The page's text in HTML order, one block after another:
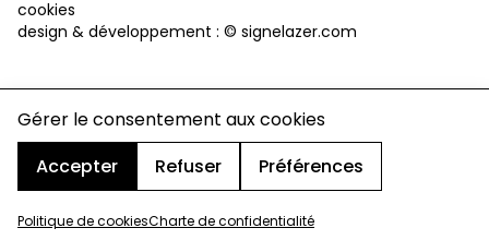
Gérer le consentement aux cookies
Accepter
Refuser Préférences
Politique de cookiesCharte de confidentialité
cookies
design & développement : © signelazer.com